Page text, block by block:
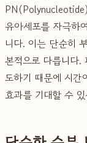
유아세포를 자극하
니다. 이는 단순히
본적으로 다릅니다.
도하기 때문에 시간
효과를 기대할 수